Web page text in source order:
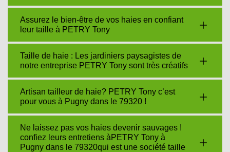
Assurez le bien-être de vos haies en confiant
leur taille à PETRY Tony
Taille de haie : Les jardiniers paysagistes de
notre entreprise PETRY Tony sont très créatifs
Artisan tailleur de haie? PETRY Tony c’est
pour vous à Pugny dans le 79320 !
Ne laissez pas vos haies devenir sauvages !
confiez leurs entretiens àPETRY Tony à
Pugny dans le 79320qui est une société taille